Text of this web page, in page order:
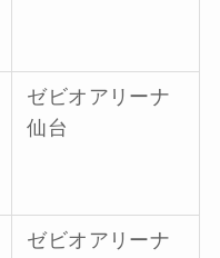
ゼビオアリーナ
仙台
ゼビオアリーナ